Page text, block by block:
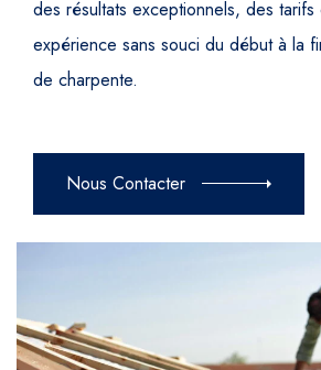
des résultats exceptionnels, des
expérience sans souci du début à la
de charpente.
Nous Contacter